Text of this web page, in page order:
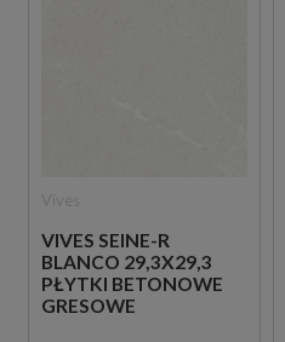
VIVES SEINE-R
BLANCO 29,3X29,3
PŁYTKI BETONOWE
GRESOWE